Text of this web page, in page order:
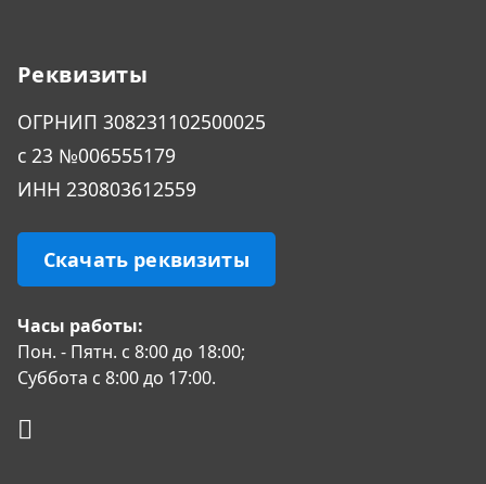
Реквизиты
ОГРHИП 308231102500025
с 23 №006555179
ИНН 230803612559
Скачать реквизиты
Часы работы:
Пон. - Пятн. с 8:00 до 18:00;
Суббота с 8:00 до 17:00.